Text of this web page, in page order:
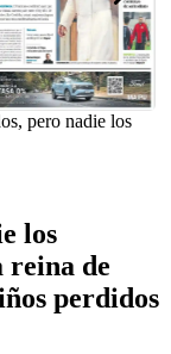
pero nadie los
los
reina de
perdidos